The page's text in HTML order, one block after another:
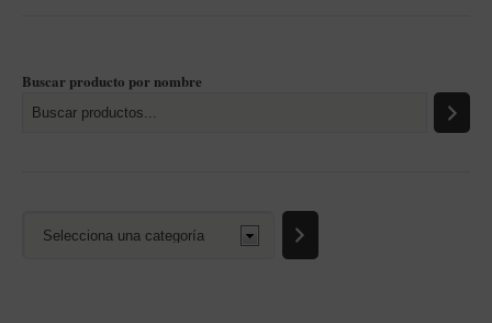
Buscar producto por nombre